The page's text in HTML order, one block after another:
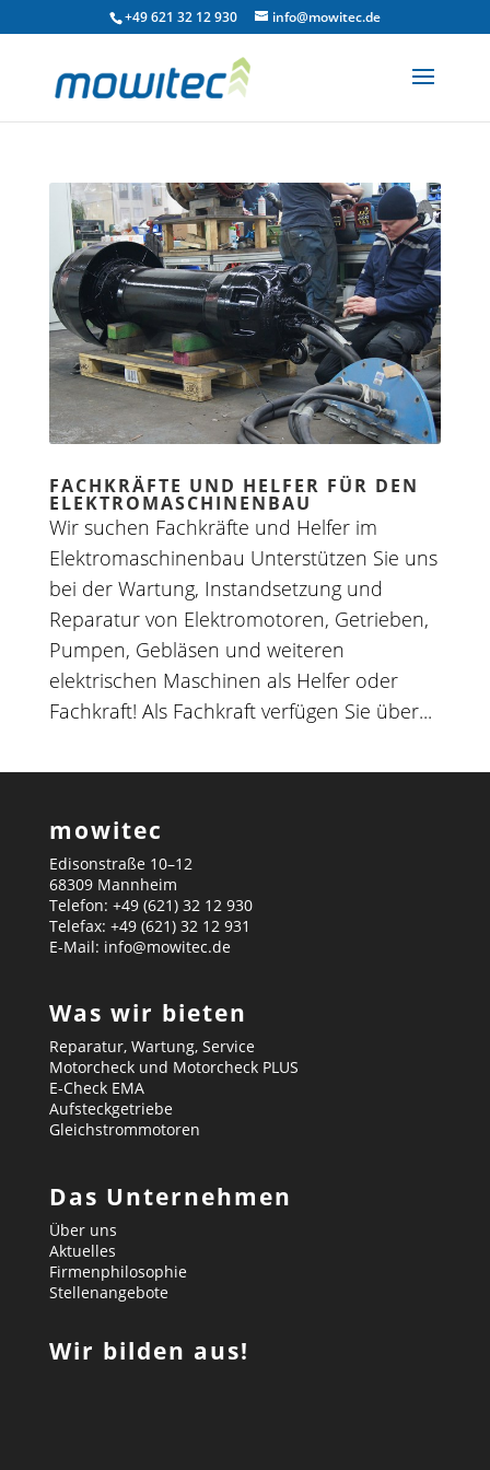
+49 621 32 12 930 info@mowitec.de
FACHKRÄFTE UND HELFER FÜR DEN
ELEKTROMASCHINENBAU
Wir suchen Fachkräfte und Helfer im
Elektromaschinenbau Unterstützen Sie uns
bei der Wartung, Instandsetzung und
Reparatur von Elektromotoren, Getrieben,
Pumpen, Gebläsen und weiteren
elektrischen Maschinen als Helfer oder
Fachkraft! Als Fachkraft verfügen Sie über...
mowitec
Edisonstraße 10–12
68309 Mannheim
Telefon: +49 (621) 32 12 930
Telefax: +49 (621) 32 12 931
E-Mail: info@mowitec.de
Was wir bieten
Reparatur, Wartung, Service
Motorcheck und Motorcheck PLUS
E-Check EMA
Aufsteckgetriebe
Gleichstrommotoren
Das Unternehmen
Über uns
Aktuelles
Firmenphilosophie
Stellenangebote
Wir bilden aus!